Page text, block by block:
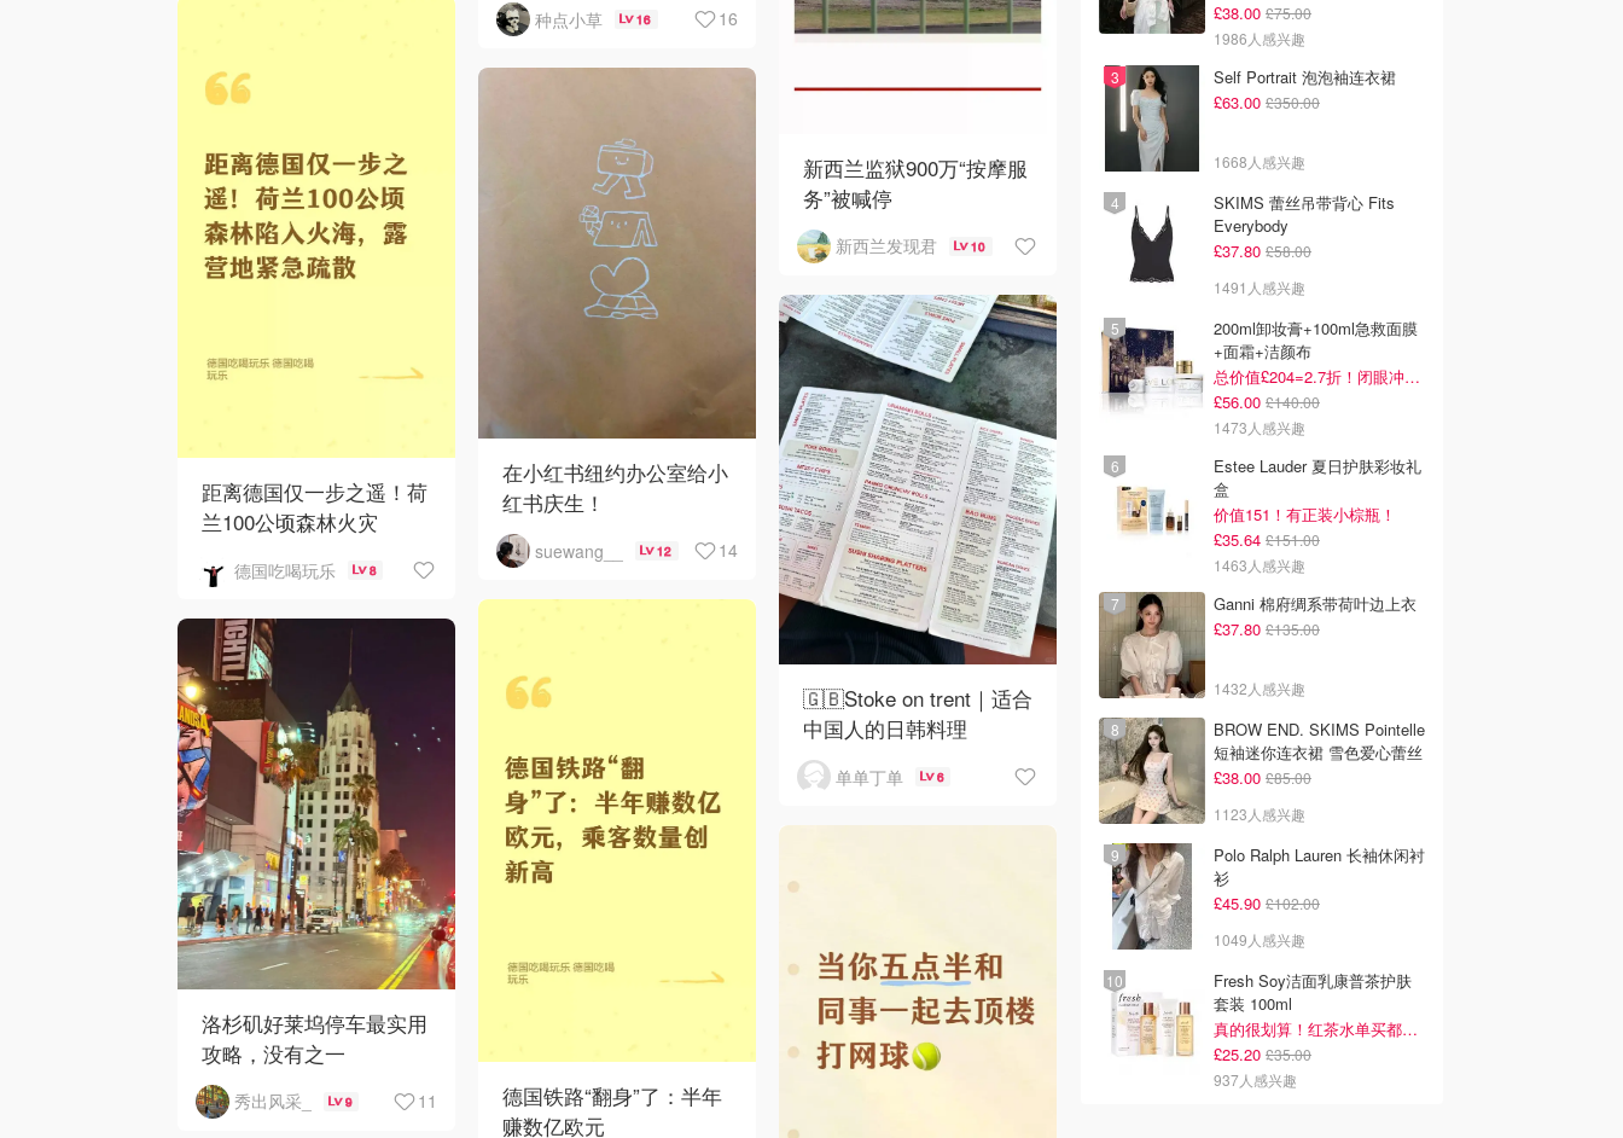
种点小草 16 16
新西兰监狱900万“按摩服
务”被喊停
新西兰发现君 10
距离德国仅一步之遥！荷
兰100公顷森林火灾
德国吃喝玩乐 8
在小红书纽约办公室给小
红书庆生！
suewang__ 12 14
🇬🇧Stoke on trent｜适合
中国人的日韩料理
单单丁单 6
德国铁路“翻身”了：半年
赚数亿欧元
洛杉矶好莱坞停车最实用
攻略，没有之一
秀出风采_ 9 11
£38.00 £75.00
1986人感兴趣
Self Portrait 泡泡袖连衣裙
£63.00 £350.00
1668人感兴趣
SKIMS 蕾丝吊带背心 Fits
Everybody
£37.80 £58.00
1491人感兴趣
200ml卸妆膏+100ml急救面膜
+面霜+洁颜布
总价值£204=2.7折！闭眼冲这套！
£56.00 £140.00
1473人感兴趣
Estee Lauder 夏日护肤彩妆礼
盒
价值151！有正装小棕瓶！
£35.64 £151.00
1463人感兴趣
Ganni 棉府绸系带荷叶边上衣
£37.80 £135.00
1432人感兴趣
BROW END. SKIMS Pointelle
短袖迷你连衣裙 雪色爱心蕾丝
£38.00 £85.00
1123人感兴趣
Polo Ralph Lauren 长袖休闲衬
衫
£45.90 £102.00
1049人感兴趣
Fresh Soy洁面乳康普茶护肤
套装 100ml
真的很划算！红茶水单买都要£35！
£25.20 £35.00
937人感兴趣